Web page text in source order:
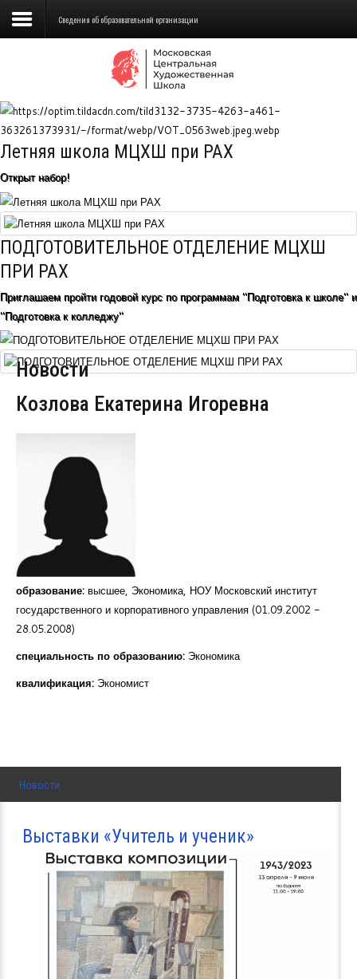
Сведения об образовательной
Школа
Детская Художественная школа
Поступающим
Подготовка
Образование
Доп. образование
Курсы повышения квалификации
Центр непрерывного образования
Конкурсы
Творческий инкубатор
Сведения об образовательной организации
Летняя школа МЦХШ при РАХ
Открыт набор!
ПОДГОТОВИТЕЛЬНОЕ ОТДЕЛЕНИЕ МЦХШ
ПРИ РАХ
Приглашаем пройти годовой курс по программам "Подготовка к школе" и
"Подготовка к колледжу"
Новости
Козлова Екатерина Игоревна
образование: высшее, Экономика, НОУ Московский институт
государственного и корпоративного управления (01.09.2002 -
28.05.2008)
специальность по образованию: Экономика
квалификация: Экономист
Новости
Выставки «Учитель и ученик»